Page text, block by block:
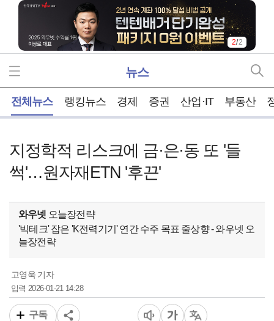
2/2
뉴스
전체뉴스 랭킹뉴스 경제 증권 산업·IT 부동산
지정학적 리스크에 금·은·동 또 '들
썩'…원자재ETN '후끈'
와우넷 오늘장전략
'빅테크' 잡은 'K전력기기' 연간 수주 목표 줄상향 - 와우넷 오
늘장전략
고영욱 기자
입력 2026-01-21 14:28
구독